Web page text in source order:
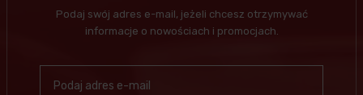
Podaj swój adres e-mail, jeżeli chcesz otrzymywać
informacje o nowościach i promocjach.